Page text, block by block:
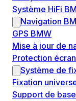
Système HiFi
Navigation
GPS BMW
Mise à jour de
Protection
Système de
Fixation
Support de